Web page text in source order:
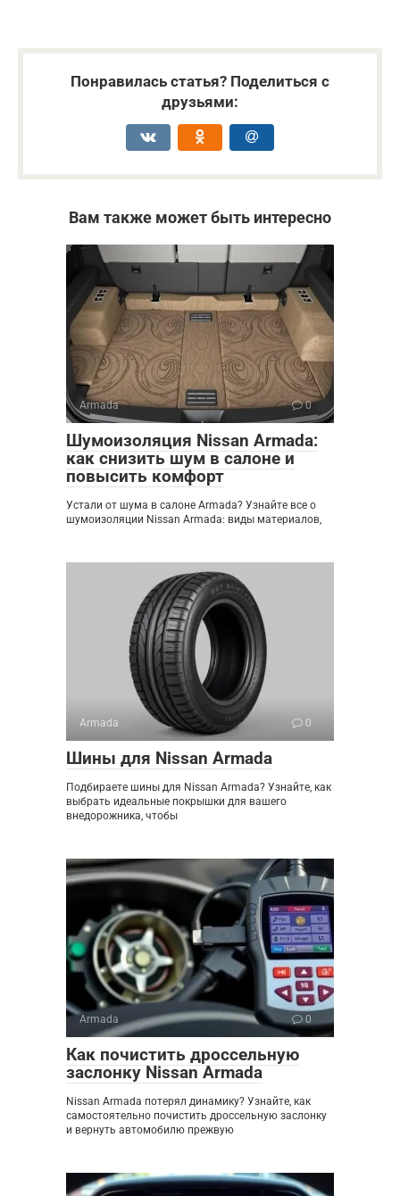
Понравилась статья? Поделиться с
друзьями:
Вам также может быть интересно
Armada 0
Шумоизоляция Nissan Armada:
как снизить шум в салоне и
повысить комфорт
Устали от шума в салоне Armada? Узнайте все о
шумоизоляции Nissan Armada: виды материалов,
Armada 0
Шины для Nissan Armada
Подбираете шины для Nissan Armada? Узнайте, как
выбрать идеальные покрышки для вашего
внедорожника, чтобы
Armada 0
Как почистить дроссельную
заслонку Nissan Armada
Nissan Armada потерял динамику? Узнайте, как
самостоятельно почистить дроссельную заслонку
и вернуть автомобилю прежвую